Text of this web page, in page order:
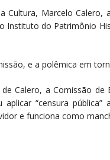
Cultura, Marcelo Calero,
Instituto do Patrimônio
e a polêmica em
Calero, a Comissão
aplicar “censura
e funciona como